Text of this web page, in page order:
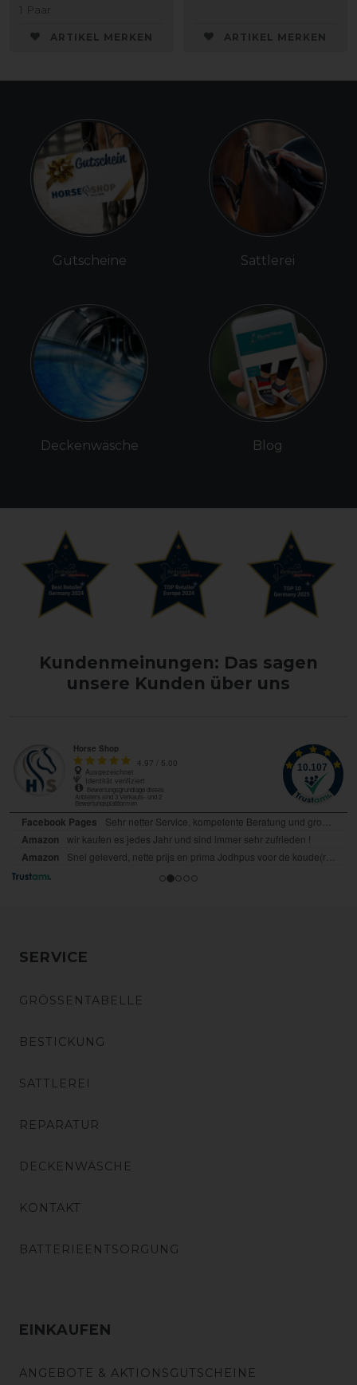
1 Paar
ARTIKEL MERKEN ARTIKEL MERKEN
Gutscheine
Deckenwäsche
Sattlerei
Blog
Kundenmeinungen: Das sagen
unsere Kunden über uns
SERVICE
GRÖSSENTABELLE
BESTICKUNG
SATTLEREI
REPARATUR
DECKENWÄSCHE
KONTAKT
BATTERIEENTSORGUNG
EINKAUFEN
ANGEBOTE & AKTIONSGUTSCHEINE